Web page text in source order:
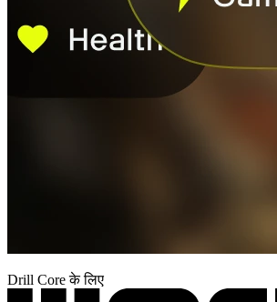
Drill Core के लिए